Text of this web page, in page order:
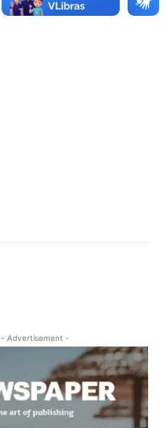
- Advertisement -